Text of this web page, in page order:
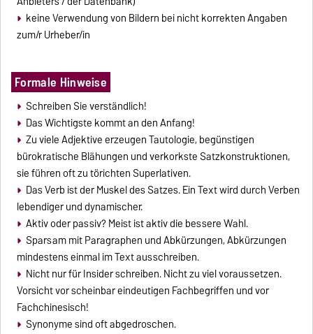
keine Verwendung von Bildern bei nicht korrekten Angaben
zum/r Urheber/in
Formale Hinweise
Schreiben Sie verständlich!
Das Wichtigste kommt an den Anfang!
Zu viele Adjektive erzeugen Tautologie, begünstigen
bürokratische Blähungen und verkorkste Satzkonstruktionen,
sie führen oft zu törichten Superlativen.
Das Verb ist der Muskel des Satzes. Ein Text wird durch Verben
lebendiger und dynamischer.
Aktiv oder passiv? Meist ist aktiv die bessere Wahl.
Sparsam mit Paragraphen und Abkürzungen, Abkürzungen
mindestens einmal im Text ausschreiben.
Nicht nur für Insider schreiben. Nicht zu viel voraussetzen.
Vorsicht vor scheinbar eindeutigen Fachbegriffen und vor
Fachchinesisch!
Synonyme sind oft abgedroschen.